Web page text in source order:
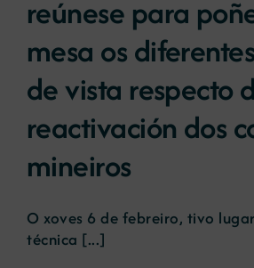
Novas
Contacto
reúnese para
mesa os
de vista respecto
reactivación dos
mineiros
O xoves 6 de febreiro, tivo
técnica [...]